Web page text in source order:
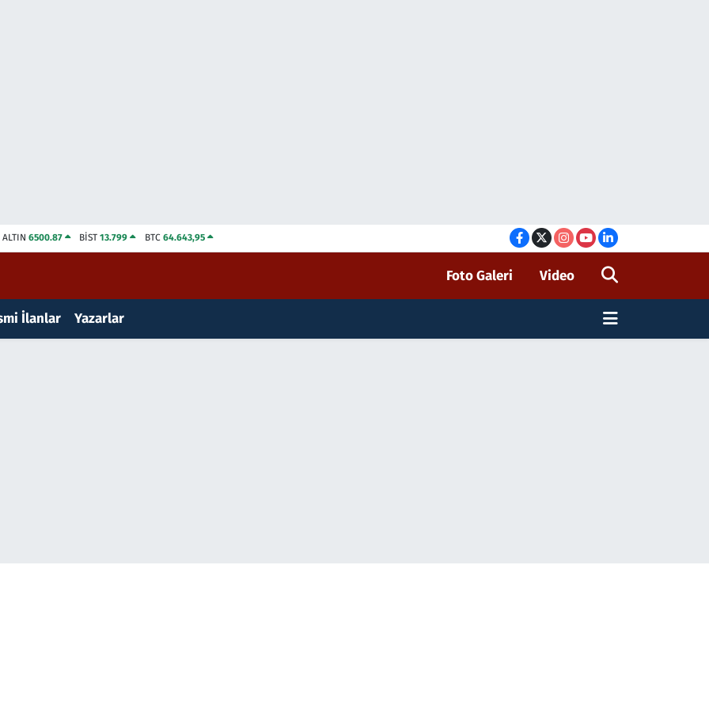
ALTIN 6500.87 BİST13.799 BTC 64.643,95
Foto Galeri Video
İlanlar Yazarlar